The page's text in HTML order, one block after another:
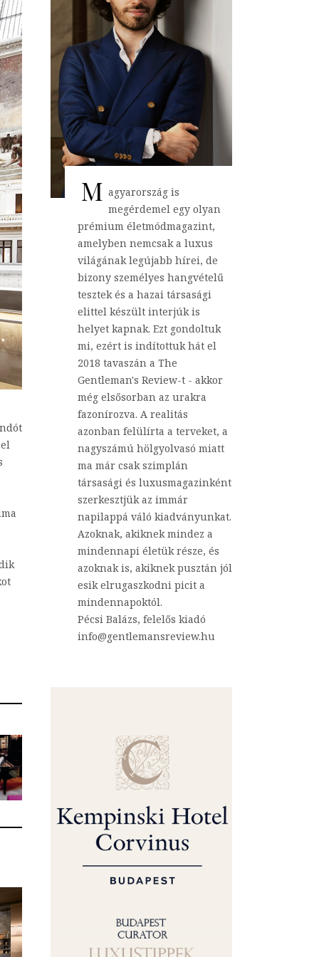
M agyarország is
megérdemel egy olyan
prémium életmódmagazint,
amelyben nemcsak a luxus
világának legújabb hírei, de
bizony személyes hangvételű
tesztek és a hazai társasági
elittel készült interjúk is
helyet kapnak. Ezt gondoltuk
mi, ezért is indítottuk hát el
2018 tavaszán a The
Gentleman's Review-t - akkor
még elsősorban az urakra
fazonírozva. A realitás
azonban felülírta a terveket, a
nagyszámú hölgyolvasó miatt
ma már csak szimplán
társasági és luxusmagazinként
szerkesztjük az immár
napilappá váló kiadványunkat.
Azoknak, akiknek mindez a
mindennapi életük része, és
azoknak is, akiknek pusztán jól
esik elrugaszkodni picit a
mindennapoktól.
Pécsi Balázs, felelős kiadó
info@gentlemansreview.hu